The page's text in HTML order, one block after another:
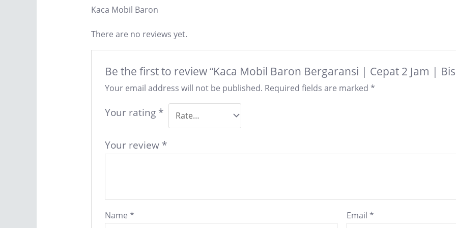
Kaca Mobil Baron
There are no reviews yet.
Be the first to review “Kaca Mobil Baron Bergaransi | Cepat 2 Jam |
Your email address will not be published. Required fields are marked *
Your rating *
Your review *
Name * Email *